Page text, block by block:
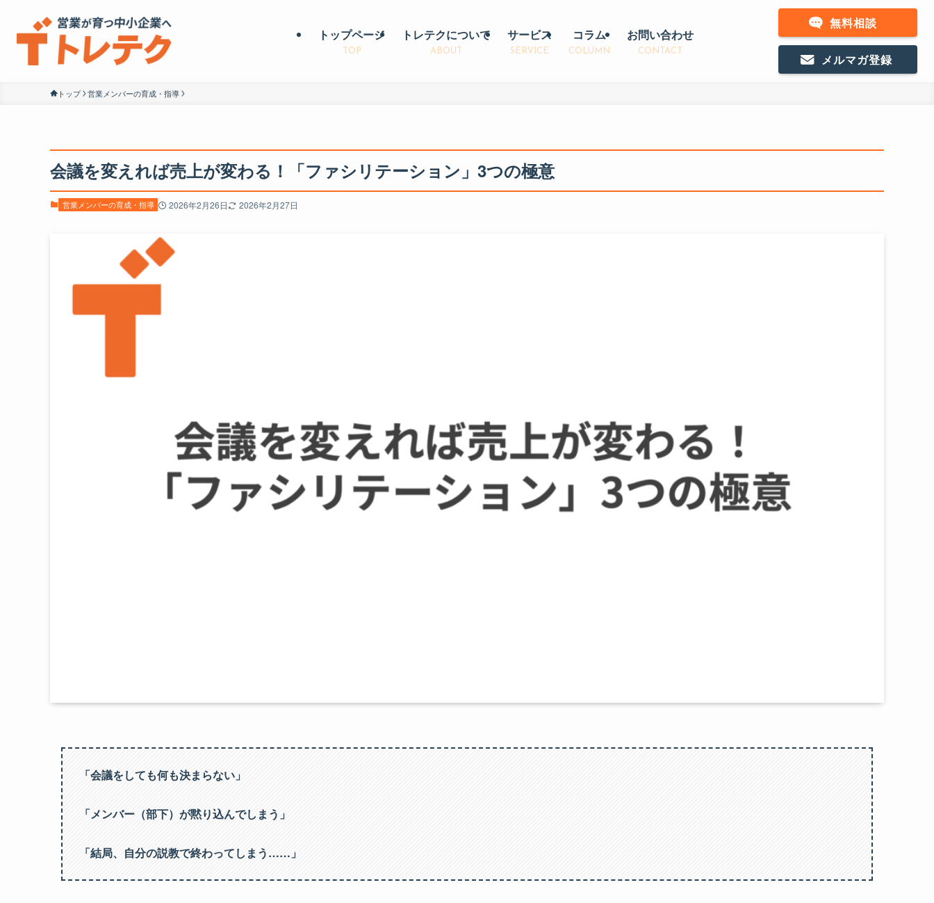
トップページ
TOP
トレテクについて
ABOUT
サービス
SERVICE
コラム
COLUMN
お問い合わせ
CONTACT
無料相談
メルマガ登録
トップ 営業メンバーの育成・指導
会議を変えれば売上が変わる！「ファシリテーション」3つの極意
営業メンバーの育成・指導 2026年2月26日 2026年2月27日
「会議をしても何も決まらない」
「メンバー（部下）が黙り込んでしまう」
「結局、自分の説教で終わってしまう……」